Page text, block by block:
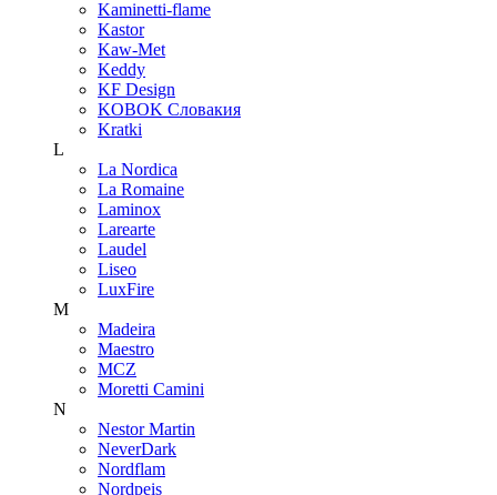
Kaminetti-flame
Kastor
Kaw-Met
Keddy
KF Design
KOBOK Словакия
Kratki
L
La Nordica
La Romaine
Laminox
Larearte
Laudel
Liseo
LuxFire
M
Madeira
Maestro
MCZ
Moretti Camini
N
Nestor Martin
NeverDark
Nordflam
Nordpeis